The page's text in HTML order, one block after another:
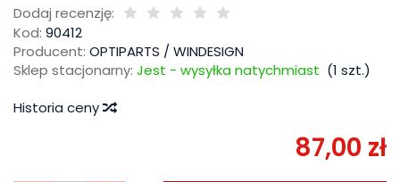
Dodaj recenzję:
Kod: 90412
Producent: OPTIPARTS / WINDESIGN
Sklep stacjonarny: Jest - wysyłka natychmiast (1 szt.)
Historia ceny
87,00 zł